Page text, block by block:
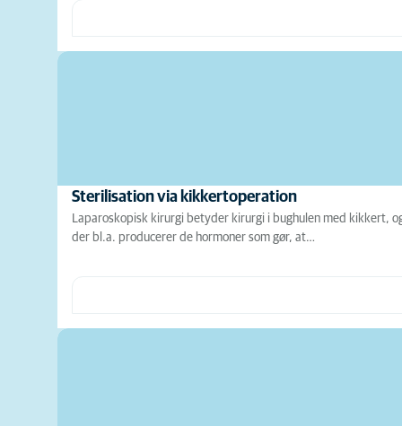
Sterilisation via kikkertoperation
Laparoskopisk kirurgi betyder kirurgi i bughulen med kikkert,
der bl.a. producerer de hormoner som gør, at…